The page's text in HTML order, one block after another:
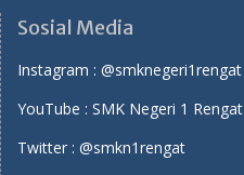
Sosial Media
Instagram : @smknegeri1rengat
YouTube : SMK Negeri 1 Rengat
Twitter : @smkn1rengat